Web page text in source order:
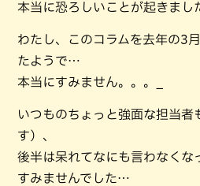
本当に恐ろしいことが起きまし
わたし、このコラムを去年の3
たようで…
本当にすみません。。。_
いつものちょっと強面な担当者
す）、
後半は呆れてなにも言わなくな
すみませんでした…